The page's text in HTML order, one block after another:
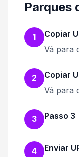
Parques
1
Copiar
Vá para
2
Copiar
Vá para
3 Passo 3
4
Enviar